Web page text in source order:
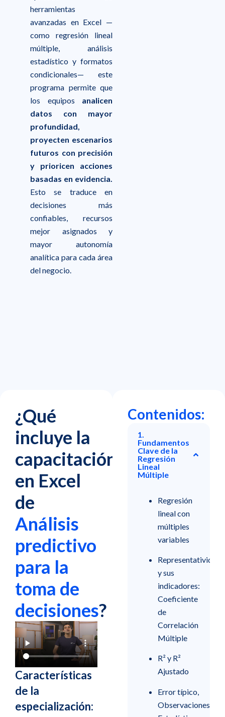
herramientas
avanzadas en Excel —
como regresión lineal
múltiple, análisis
estadístico y formatos
condicionales— este
programa permite que
los equipos analicen
datos con mayor
profundidad,
proyecten escenarios
futuros con precisión
y prioricen acciones
basadas en evidencia.
Esto se traduce en
decisiones más
confiables, recursos
mejor asignados y
mayor autonomía
analítica para cada área
del negocio.
¿Qué
incluye la
capacitación
en Excel
de
Análisis
predictivo
para la
toma de
decisiones?
Características
de la
especialización:
Contenidos:
1.
Fundamentos
Clave de la
Regresión
Lineal
Múltiple
Regresión
lineal con
múltiples
variables
Representatividad
y sus
indicadores:
Coeficiente
de
Correlación
Múltiple
R² y R²
Ajustado
Error típico,
Observaciones,